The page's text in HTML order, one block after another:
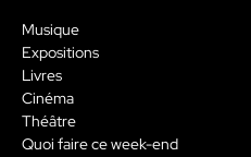
Musique
Expositions
Livres
Cinéma
Théâtre
Quoi faire ce week-end